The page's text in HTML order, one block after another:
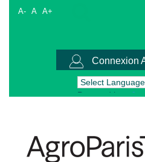
A- A A+
Connexion
Powered by